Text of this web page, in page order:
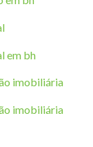
em bh
imobiliária
imobiliária